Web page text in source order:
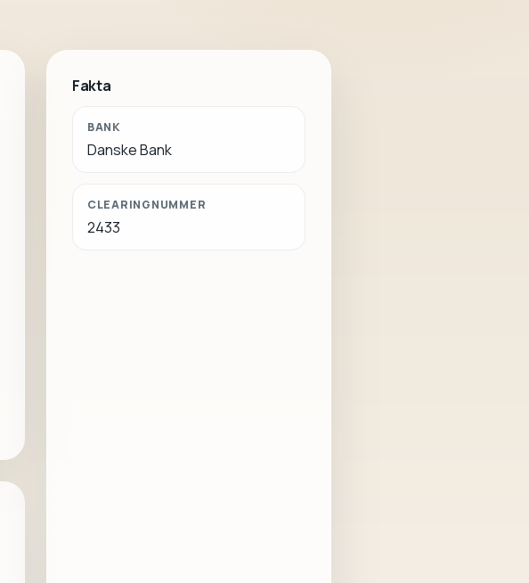
Fakta
BANK
Danske Bank
CLEARINGNUMMER
2433